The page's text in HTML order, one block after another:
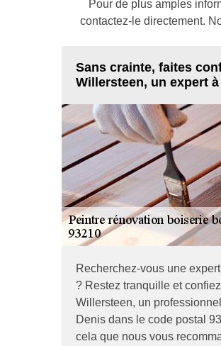
Pour de plus amples
contactez-le directement.
Sans crainte, faites
Willersteen, un expert
Recherchez-vous une
? Restez tranquille et
Willersteen, un
Denis dans le code postal
cela que nous vous